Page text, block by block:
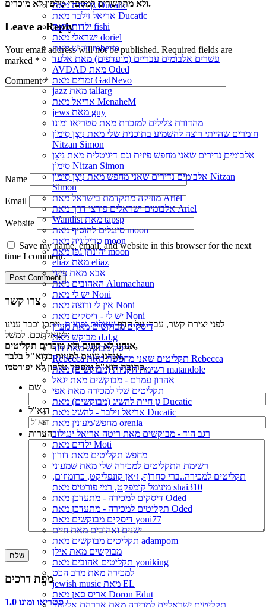
גן חיות מאת Ducatic
אריאל זילבר מאת Ducatic
ילדות מאת fishi
ישראלי מאת doriel
דרוש מאת roberto
עשרים אלבומים עבריים (מועדפים) מאת אלעד
AVDAD מאת Oded
זמרים מאת GadNevo
jazz מאת taliarg
אריאל מאת MenaheM
jews מאת guy
מהדורת צלילים למזכרת מאת סטריאו ומונו
חומרים שהייתי רוצה להשמיע בתוכנית שלי מאת נִיצָן סִימוֹן
Nitzan Simon
אלבומים נדירים שאני מחפש פיזית וגם דיגיטלית מאת נִיצָן
סִימוֹן Nitzan Simon
אלבומים נדירים שאני מחפש מאת נִיצָן סִימוֹן Nitzan
Simon
מוזיקה מתקדמת בישראל מאת Ariel
אלבומים ישראלים פורצי דרך מאת Ariel
Wantlist מאת tapsp
סינגלים להוסיף מאת moon
טרילוגיה מאת moon
יהונתן גפן מאת moon
eliaz מאת eliaz
אבא מאת פייגי
האהובים מאת Alumachaun
יש לי מאת Noni
אין לי ורוצה מאת Noni
יש לי - דיסקים מאת Noni
דיסקים מבוקשים מאת מעיין
מבוקש מאת d.d.g
דיסק מבוקש מאת דוד
Rebecca תקליטים שאני מחפשת מאת Rebecca
רשימת הקניות (מבוקשים) מאת matandole
אהרון עמרם - מבוקשים מאת יגאל
תקליטים שלי למכירה מאת אפי
גן חיות להשיג (מבוקשים) מאת Ducatic
אריאל זילבר - להשיג מאת Ducatic
מחפש/מעונין מאת orenla
רגב הוד - מבוקשים מאת ריטה אריאל ינגילוב
ילדים מאת Moti
מחפש תקליטים מאת דורון
רשימת התקליטים למכירה שלי מאת שמעוני
תקליטים למכירה..ברי סחרוֹף, ז׳אן קונפליקט, כרומוזום,
מינימל קומפקט, רמי פורטיס מאת shai310
דיסקים למכירה - מתעדכן מאת Oded
תקליטים למכירה - מתעדכן מאת Oded
דיסקים מבוקשים מאת yoni77
ישנים ואהובים מאת חיים
תקליטים מבוקשים מאת adampom
מבוקשים מאת אילן
תקליטים אהובים מאת yoniking
למכירה מאת מרב הכט
jewish music מאת EL
אריס סאן מאת Doron Edut
תקליטים ישראליים למכירה מאת אברהם אליעזר
ולא מתקשרים למספרי טלפון לא מוכרים.
Leave a Reply
Your email address will not be published. Required fields are
marked *
Comment*
Name
Email
Website
Save my name, email, and website in this browser for the next
time I comment.
צרו קשר
לפני יצירת קשר, עברו על הדףשאלות נפוצות, ייתכן וכבר ענינו
לשאלתכם. למשל:
אנחנו לא קונים ולא מוכרים תקליטים,
אנחנו עונים לפניות בדוא"ל בלבד,
כתובת דוא"ל ומספר טלפון לא יפורסמו.
שם
דוא"ל
הערות
מפת דרכים
סטריאו ומונו 1.0